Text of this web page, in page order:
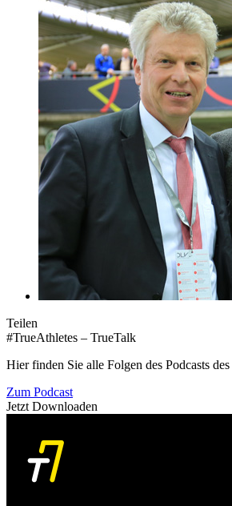
Teilen
#TrueAthletes – TrueTalk
Hier finden Sie alle Folgen des Podcasts
Zum Podcast
Jetzt Downloaden